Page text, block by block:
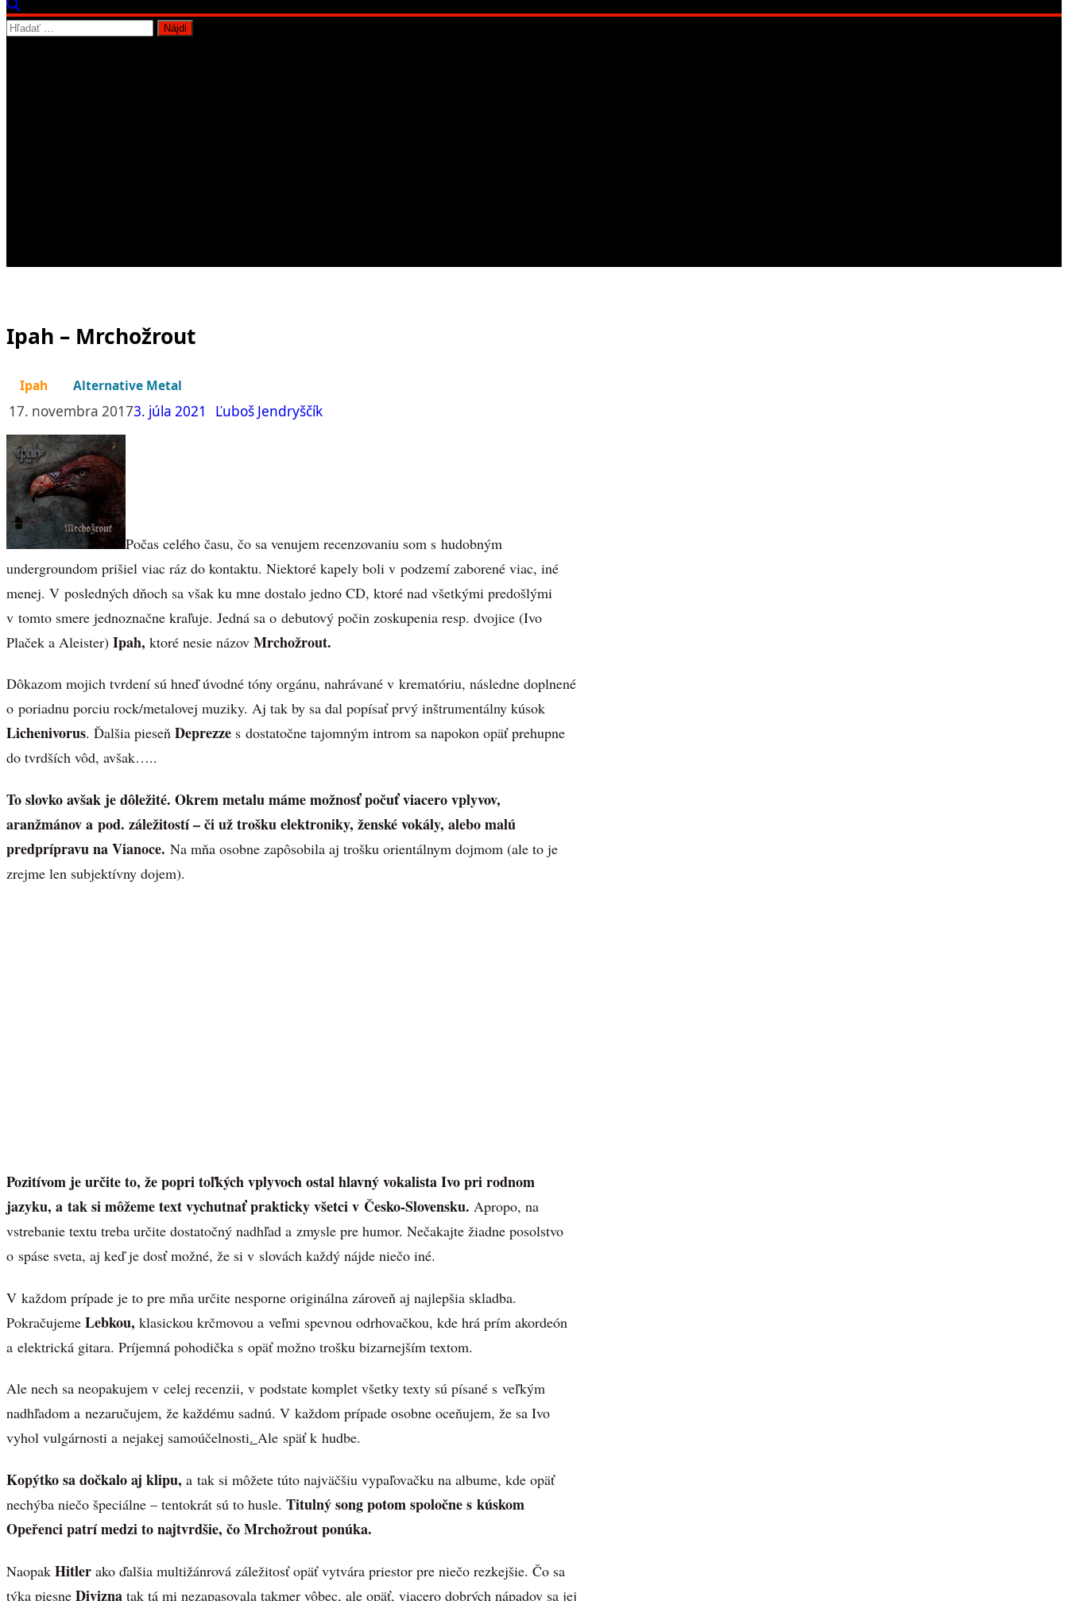
Hľadať:
Ipah – Mrchožrout
Ipah Alternative Metal
17. novembra 20173. júla 2021 Ľuboš Jendryščík
Počas celého času, čo sa venujem recenzovaniu som s hudobným
undergroundom prišiel viac ráz do kontaktu. Niektoré kapely boli v podzemí zaborené viac, iné
menej. V posledných dňoch sa však ku mne dostalo jedno CD, ktoré nad všetkými predošlými
v tomto smere jednoznačne kraľuje. Jedná sa o debutový počin zoskupenia resp. dvojice (Ivo
Plaček a Aleister) Ipah, ktoré nesie názov Mrchožrout.
Dôkazom mojich tvrdení sú hneď úvodné tóny orgánu, nahrávané v krematóriu, následne doplnené
o poriadnu porciu rock/metalovej muziky. Aj tak by sa dal popísať prvý inštrumentálny kúsok
Lichenivorus. Ďalšia pieseň Deprezze s dostatočne tajomným introm sa napokon opäť prehupne
do tvrdších vôd, avšak…..
To slovko avšak je dôležité. Okrem metalu máme možnosť počuť viacero vplyvov,
aranžmánov a pod. záležitostí – či už trošku elektroniky, ženské vokály, alebo malú
predprípravu na Vianoce. Na mňa osobne zapôsobila aj trošku orientálnym dojmom (ale to je
zrejme len subjektívny dojem).
Pozitívom je určite to, že popri toľkých vplyvoch ostal hlavný vokalista Ivo pri rodnom
jazyku, a tak si môžeme text vychutnať prakticky všetci v Česko-Slovensku. Apropo, na
vstrebanie textu treba určite dostatočný nadhľad a zmysle pre humor. Nečakajte žiadne posolstvo
o spáse sveta, aj keď je dosť možné, že si v slovách každý nájde niečo iné.
V každom prípade je to pre mňa určite nesporne originálna zároveň aj najlepšia skladba.
Pokračujeme Lebkou, klasickou krčmovou a veľmi spevnou odrhovačkou, kde hrá prím akordeón
a elektrická gitara. Príjemná pohodička s opäť možno trošku bizarnejším textom.
Ale nech sa neopakujem v celej recenzii, v podstate komplet všetky texty sú písané s veľkým
nadhľadom a nezaručujem, že každému sadnú. V každom prípade osobne oceňujem, že sa Ivo
vyhol vulgárnosti a nejakej samoúčelnosti. Ale späť k hudbe.
Kopýtko sa dočkalo aj klipu, a tak si môžete túto najväčšiu vypaľovačku na albume, kde opäť
nechýba niečo špeciálne – tentokrát sú to husle. Titulný song potom spoločne s kúskom
Opeřenci patrí medzi to najtvrdšie, čo Mrchožrout ponúka.
Naopak Hitler ako ďalšia multižánrová záležitosť opäť vytvára priestor pre niečo rezkejšie. Čo sa
týka piesne Divizna tak tá mi nezapasovala takmer vôbec, ale opäť, viacero dobrých nápadov sa jej